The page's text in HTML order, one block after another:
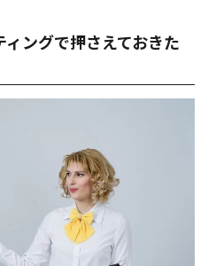
ングで押さえておきた